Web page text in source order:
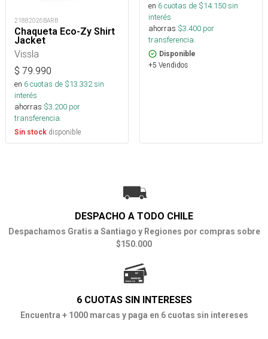
21882026BARB
Chaqueta Eco-Zy Shirt
Jacket
Vissla
$ 79.990
en 6cuotas de $13.332sin
interés
ahorras $3.200 por
transferencia.
Sin stock disponible
en 6cuotas de $14.150sin
interés
ahorras $3.400 por
transferencia.
Disponible
+5 Vendidos
DESPACHO A TODO CHILE
Despachamos Gratis a Santiago y Regiones por compras sobre
$150.000
6 CUOTAS SIN INTERESES
Encuentra + 1000 marcas y paga en 6 cuotas sin intereses